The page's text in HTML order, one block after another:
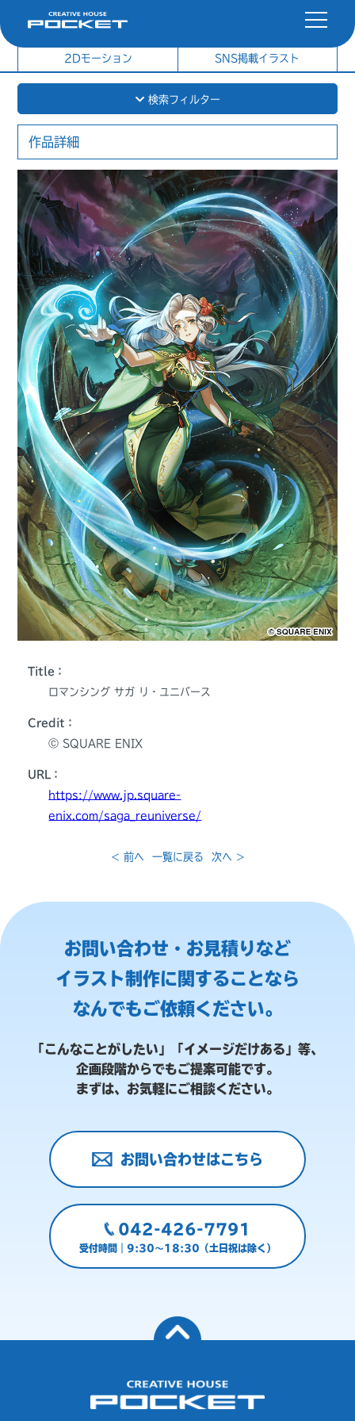
社内制作イラスト
2Dモーション SNS掲載イラスト
検索フィルター
作品詳細
Title：
ロマンシング サガ リ・ユニバース
Credit：
Ⓒ SQUARE ENIX
URL：
https://www.jp.square-
enix.com/saga_reuniverse/
< 前へ 一覧に戻る 次へ >
お問い合わせ・お見積りなど
イラスト制作に関することなら
なんでもご依頼ください。
「こんなことがしたい」「イメージだけある」等、
企画段階からでもご提案可能です。
まずは、お気軽にご相談ください。
お問い合わせはこちら
042-426-7791
受付時間｜9:30～18:30（土日祝は除く）